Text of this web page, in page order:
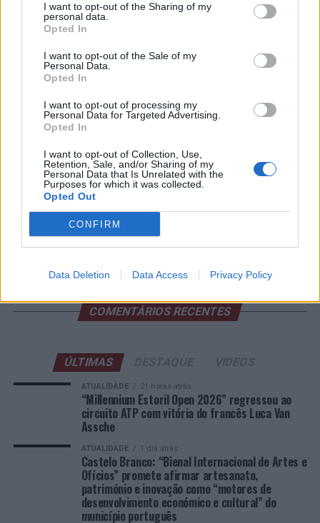
I want to opt-out of the Sharing of my
personal data.
Opted In
I want to opt-out of the Sale of my
Personal Data.
Opted In
I want to opt-out of processing my
Personal Data for Targeted Advertising.
Opted In
I want to opt-out of Collection, Use,
Retention, Sale, and/or Sharing of my
Personal Data that Is Unrelated with the
Purposes for which it was collected.
Opted Out
CONFIRM
Data Deletion Data Access Privacy Policy
“Millennium Estoril Open 2026” regressou ao circuito ATP
com vitória do francês Luca Van Assche
Castelo Branco: “Bienal Internacional de Artes e Ofícios”
promete afirmar artesanato, património e inovação como
“motores de desenvolvimento económico e cultural” do
município português
Covilhã: Especialista aponta investimento estrangeiro e
valorização imobiliária como motores do crescimento da
Beira Interior
Rio de Janeiro: Governo do Estado propõe parceria com a
FUNCEX para “reforçar inteligência sobre comércio
Esposende acolhe festival de kitesurf
COMENTÁRIOS RECENTES
ÚLTIMAS
ATUALIDADE 21 horas atrás
“Millennium Estoril Open 2026” regressou ao
circuito ATP com vitória do francês Luca Van
Assche
ATUALIDADE 1 dia atrás
Castelo Branco: “Bienal Internacional de Artes e
Ofícios” promete afirmar artesanato,
património e inovação como “motores de
desenvolvimento económico e cultural” do
município português